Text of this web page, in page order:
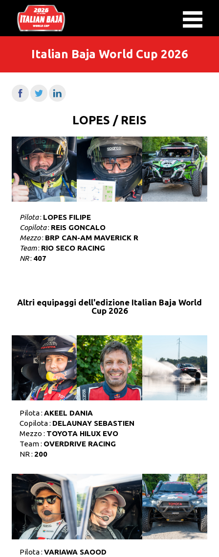
Italian Baja World Cup 2026
LOPES / REIS
Pilota: LOPES FILIPE
Copilota: REIS GONCALO
Mezzo: BRP CAN-AM MAVERICK R
Team: RIO SECO RACING
NR: 407
Altri equipaggi dell'edizione Italian Baja World
Cup 2026
Pilota : AKEEL DANIA
Copilota : DELAUNAY SEBASTIEN
Mezzo : TOYOTA HILUX EVO
Team : OVERDRIVE RACING
NR : 200
Pilota : VARIAWA SAOOD